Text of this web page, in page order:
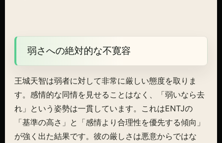
弱さへの絶対的な不寛容
王城天智は弱者に対して非常に厳しい態度を取りま
す。感情的な同情を見せることはなく、「弱いなら去
れ」という姿勢は一貫しています。これはENTJの
「基準の高さ」と「感情より合理性を優先する傾向」
が強く出た結果です。彼の厳しさは悪意からではな